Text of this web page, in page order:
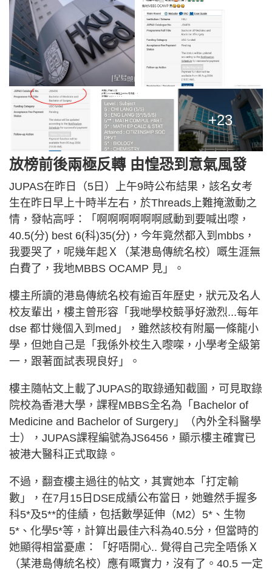
+23
放榜前後兩極反轉 由惶恐到意氣風發
JUPAS在昨日（5日）上午9時公布結果，該名女考
生在昨日早上十時半左右，於Threads上難掩激動之
情，發帖高呼：「啊啊啊啊啊啊感動到要喊出嚟，
40.5(分) best 6(科)35(分)，今年竟然都入到mbbs，
我要哭了，呢幾年起Ｘ（某港島傳統名校）嘅生涯無
白費了，我地MBBS OCAMP 見」。
樓主所讀的港島傳統名校有逾百年歷史，狀元及名人
校友輩出，樓主曾形容「我哋學校競爭好激烈...每年
dse 都廿幾個入到med」，雖然該校有附屬一條龍小
學，但她自己是「我係外校生入嚟㗎，小學考全級第
一，跟著面試表現良好」。
樓主隨帖文上載了JUPAS的取錄通知截圖，可見取錄
院校為香港大學，課程MBBS全名為「Bachelor of
Medicine and Bachelor of Surgery」（內外全科醫學
士），JUPAS課程編號為JS6456，顯示樓主確實已
被港大醫科正式取錄。
不過，翻查樓主過往的帖文，其實她本「打定輸
數」，在7月15日DSE成績公布當日，她雖然手握多
科5*及5**的佳績，包括數學延伸（M2）5*、生物
5*、化學5*等，計算出最佳六科為40.5分，但當時的
她顯得相當憂慮：「好唔開心.. 覺得自己完全唔係Ｘ
（某港島傳統名校）應有嘅實力，沒有了。40.5 一定